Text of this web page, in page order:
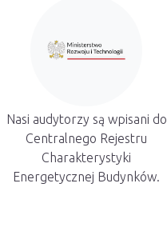
Nasi audytorzy są wpisani do
Centralnego Rejestru
Charakterystyki
Energetycznej Budynków.